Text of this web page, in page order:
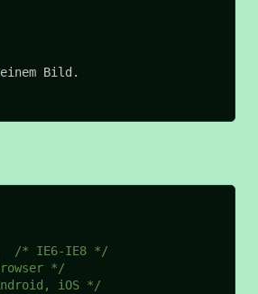
/* IE6-IE8 */
*/
iOS */